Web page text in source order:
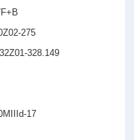
G/F+B
275
328.149
17